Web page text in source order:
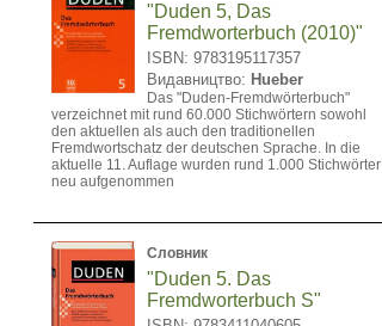
"Duden 5, Das
Fremdworterbuch (2010)"
ISBN: 9783195117357
Видавництво: Hueber
Das "Duden-Fremdwörterbuch"
verzeichnet mit rund 60.000 Stichwörtern sowohl
den aktuellen als auch den traditionellen
Fremdwortschatz der deutschen Sprache. In die
aktuelle 11. Auflage wurden rund 1.000 Stichwörter
neu aufgenommen
Словник
"Duden 5. Das
Fremdworterbuch S"